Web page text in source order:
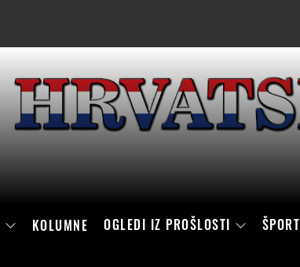
KOLUMNE OGLEDI IZ PROŠLOSTI ŠPORT